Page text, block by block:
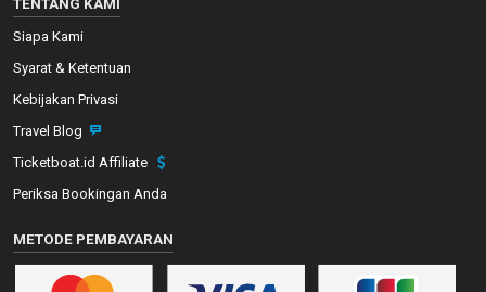
Siapa Kami
Syarat & Ketentuan
Kebijakan Privasi
Travel Blog
Ticketboat.id Affiliate
Periksa Bookingan Anda
METODE PEMBAYARAN